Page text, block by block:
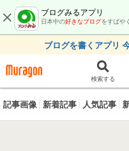
ブログみるアプリ
日本中の好きなブログをすばや
ブログを書くアプリ
検索する
記事画像 新着記事 人気記事